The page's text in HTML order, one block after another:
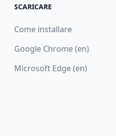
SCARICARE
Come installare
Google Chrome (en)
Microsoft Edge (en)